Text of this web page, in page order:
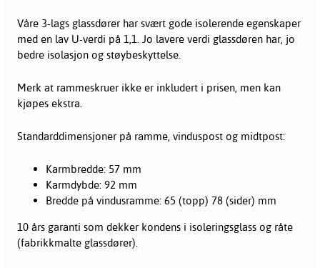
Våre 3-lags glassdører har svært gode isolerende egenskaper
med en lav U-verdi på 1,1. Jo lavere verdi glassdøren har, jo
bedre isolasjon og støybeskyttelse.
Merk at rammeskruer ikke er inkludert i prisen, men kan
kjøpes ekstra.
Standarddimensjoner på ramme, vinduspost og midtpost:
Karmbredde: 57 mm
Karmdybde: 92 mm
Bredde på vindusramme: 65 (topp) 78 (sider) mm
10 års garanti som dekker kondens i isoleringsglass og råte
(fabrikkmalte glassdører).